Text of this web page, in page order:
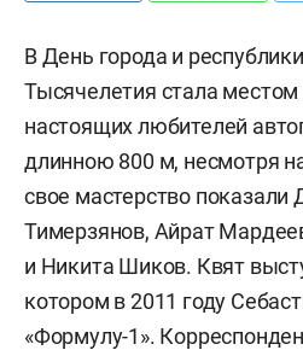
В День города и
Тысячелетия стала
настоящих любителей
длинною 800 м, несмотря
свое мастерство показали
Тимерзянов, Айрат
и Никита Шиков. Квят
котором в 2011 году
«Формулу-1».